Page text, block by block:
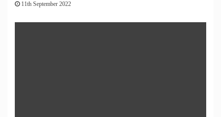
11th September 2022